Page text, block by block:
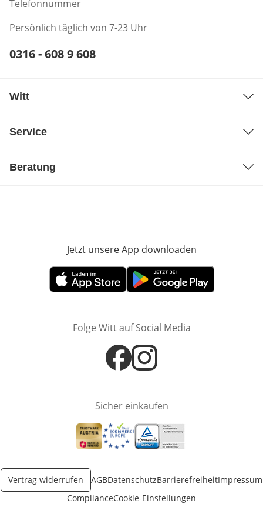
Telefonnummer
Persönlich täglich von 7-23 Uhr
Telefonnummer:
0316 - 608 9 608
Witt
Service
Beratung
Jetzt unsere App downloaden
Öffnet in neuem FensterÖffnet in neuem Fenster
Folge Witt auf Social Media
Öffnet in neuem Fenster
Öffnet in neuem Fenster
Sicher einkaufen
Öffnet in neuem Fenster
Öffnet in neuem Fenster
Öffnet in neuem Fenster
Vertrag widerrufen AGBDatenschutzBarrierefreiheitImpressum
ComplianceCookie-Einstellungen